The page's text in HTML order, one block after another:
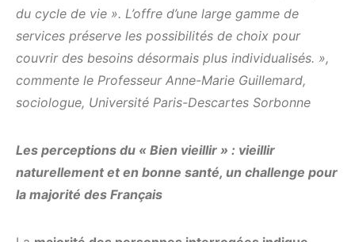
du cycle de vie ». L’offre d’une large gamme de
services préserve les possibilités de choix pour
couvrir des besoins désormais plus individualisés. »,
commente le Professeur Anne-Marie Guillemard,
sociologue, Université Paris-Descartes Sorbonne
Les perceptions du « Bien vieillir » : vieillir
naturellement et en bonne santé, un challenge pour
la majorité des Français